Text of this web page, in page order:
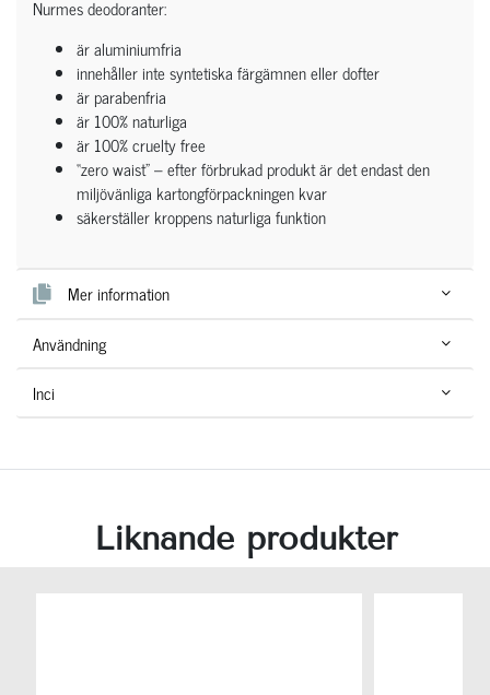
Nurmes deodoranter:
är aluminiumfria
innehåller inte syntetiska färgämnen eller dofter
är parabenfria
är 100% naturliga
är 100% cruelty free
“zero waist” – efter förbrukad produkt är det endast den
miljövänliga kartongförpackningen kvar
säkerställer kroppens naturliga funktion
Mer information
Användning
Inci
Liknande produkter